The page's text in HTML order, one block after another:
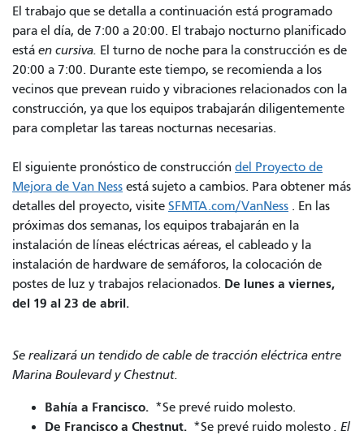
El trabajo que se detalla a continuación está programado
para el día, de 7:00 a 20:00. El trabajo nocturno planificado
está en cursiva. El turno de noche para la construcción es de
20:00 a 7:00. Durante este tiempo, se recomienda a los
vecinos que prevean ruido y vibraciones relacionados con la
construcción, ya que los equipos trabajarán diligentemente
para completar las tareas nocturnas necesarias.
El siguiente pronóstico de construcción del Proyecto de
Mejora de Van Ness está sujeto a cambios. Para obtener más
detalles del proyecto, visite SFMTA.com/VanNess . En las
próximas dos semanas, los equipos trabajarán en la
instalación de líneas eléctricas aéreas, el cableado y la
instalación de hardware de semáforos, la colocación de
postes de luz y trabajos relacionados. De lunes a viernes,
del 19 al 23 de abril.
Se realizará un tendido de cable de tracción eléctrica entre
Marina Boulevard y Chestnut.
Bahía a Francisco. *Se prevé ruido molesto.
De Francisco a Chestnut. *Se prevé ruido molesto . El